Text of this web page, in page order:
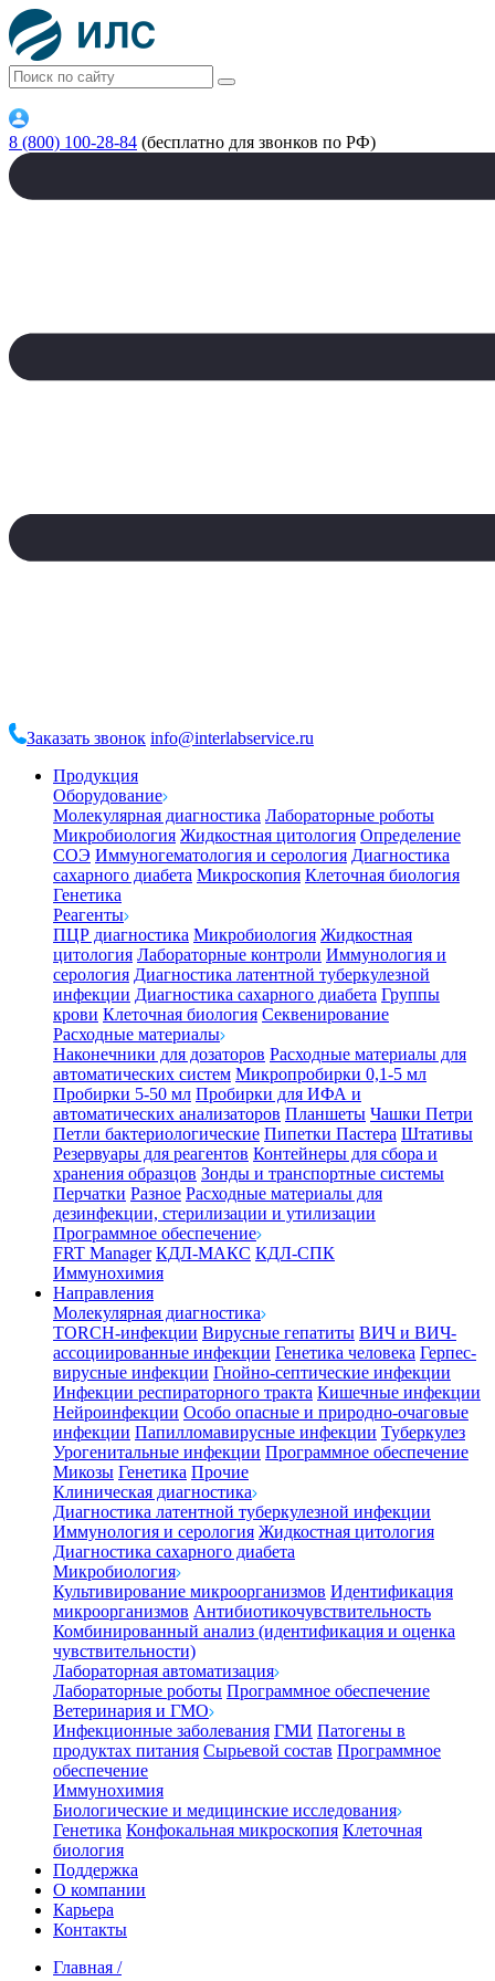
8 (800) 100-28-84 (бесплатно для звонков по РФ)
Заказать звонок info@interlabservice.ru
Продукция
Оборудование
Молекулярная диагностика Лабораторные роботы
Микробиология Жидкостная цитология Определение
СОЭ Иммуногематология и серология Диагностика
сахарного диабета Микроскопия Клеточная биология
Генетика
Реагенты
ПЦР диагностика Микробиология Жидкостная
цитология Лабораторные контроли Иммунология и
серология Диагностика латентной туберкулезной
инфекции Диагностика сахарного диабета Группы
крови Клеточная биология Секвенирование
Расходные материалы
Наконечники для дозаторов Расходные материалы для
автоматических систем Микропробирки 0,1-5 мл
Пробирки 5-50 мл Пробирки для ИФА и
автоматических анализаторов Планшеты Чашки Петри
Петли бактериологические Пипетки Пастера Штативы
Резервуары для реагентов Контейнеры для сбора и
хранения образцов Зонды и транспортные системы
Перчатки Разное Расходные материалы для
дезинфекции, стерилизации и утилизации
Программное обеспечение
FRT Manager КДЛ-МАКС КДЛ-СПК
Иммунохимия
Направления
Молекулярная диагностика
TORCH-инфекции Вирусные гепатиты ВИЧ и ВИЧ-
ассоциированные инфекции Генетика человека Герпес-
вирусные инфекции Гнойно-септические инфекции
Инфекции респираторного тракта Кишечные инфекции
Нейроинфекции Особо опасные и природно-очаговые
инфекции Папилломавирусные инфекции Туберкулез
Урогенитальные инфекции Программное обеспечение
Микозы Генетика Прочие
Клиническая диагностика
Диагностика латентной туберкулезной инфекции
Иммунология и серология Жидкостная цитология
Диагностика сахарного диабета
Микробиология
Культивирование микроорганизмов Идентификация
микроорганизмов Антибиотикочувствительность
Комбинированный анализ (идентификация и оценка
чувствительности)
Лабораторная автоматизация
Лабораторные роботы Программное обеспечение
Ветеринария и ГМО
Инфекционные заболевания ГМИ Патогены в
продуктах питания Сырьевой состав Программное
обеспечение
Иммунохимия
Биологические и медицинские исследования
Генетика Конфокальная микроскопия Клеточная
биология
Поддержка
О компании
Карьера
Контакты
Главная /